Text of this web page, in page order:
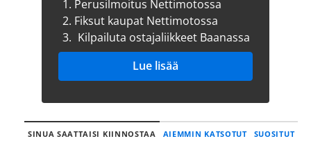
1. Perusilmoitus Nettimotossa
2. Fiksut kaupat Nettimotossa
3. Kilpailuta ostajaliikkeet Baanassa
Lue lisää
SINUA SAATTAISI KIINNOSTAA AIEMMIN KATSOTUT SUOSITUT